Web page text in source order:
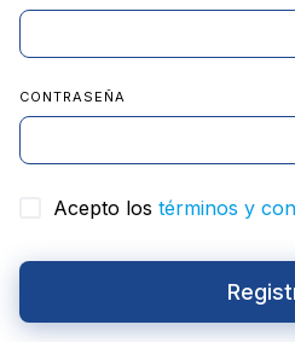
CONTRASEÑA
Acepto los términos y